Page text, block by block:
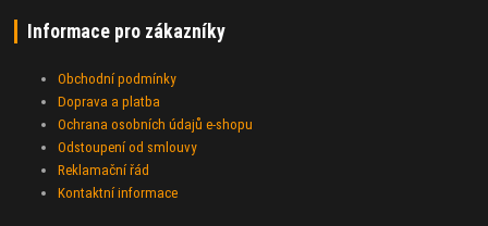
Informace pro zákazníky
Obchodní podmínky
Doprava a platba
Ochrana osobních údajů e-shopu
Odstoupení od smlouvy
Reklamační řád
Kontaktní informace